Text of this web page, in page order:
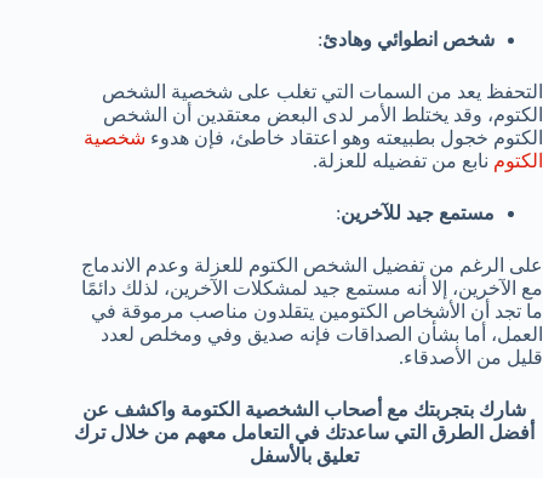
شخص انطوائي وهادئ:
التحفظ يعد من السمات التي تغلب على شخصية الشخص
الكتوم، وقد يختلط الأمر لدى البعض معتقدين أن الشخص
الكتوم خجول بطبيعته وهو اعتقاد خاطئ، فإن هدوء شخصية
الكتوم نابع من تفضيله للعزلة.
مستمع جيد للآخرين:
على الرغم من تفضيل الشخص الكتوم للعزلة وعدم الاندماج
مع الآخرين، إلا أنه مستمع جيد لمشكلات الآخرين، لذلك دائمًا
ما تجد أن الأشخاص الكتومين يتقلدون مناصب مرموقة في
العمل، أما بشأن الصداقات فإنه صديق وفي ومخلص لعدد
قليل من الأصدقاء.
شارك بتجربتك مع أصحاب الشخصية الكتومة واكشف عن
أفضل الطرق التي ساعدتك في التعامل معهم من خلال ترك
تعليق بالأسفل